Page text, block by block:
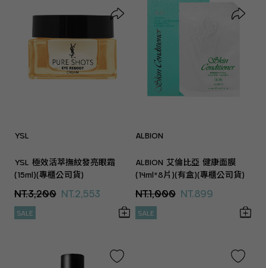
YSL
YSL 極效活萃撫紋發亮眼霜
(15ml)(專櫃公司貨)
NT.3,200 NT.2,553
SALE
ALBION
ALBION 艾倫比亞 健康面膜
(14ml*8片)(有盒)(專櫃公司貨)
NT.1,000 NT.899
SALE